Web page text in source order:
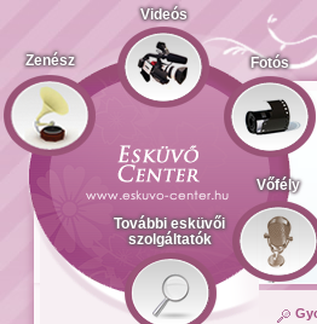
Zenész
Videós
Fotós
Vőfély
További esküvői
szolgáltatók